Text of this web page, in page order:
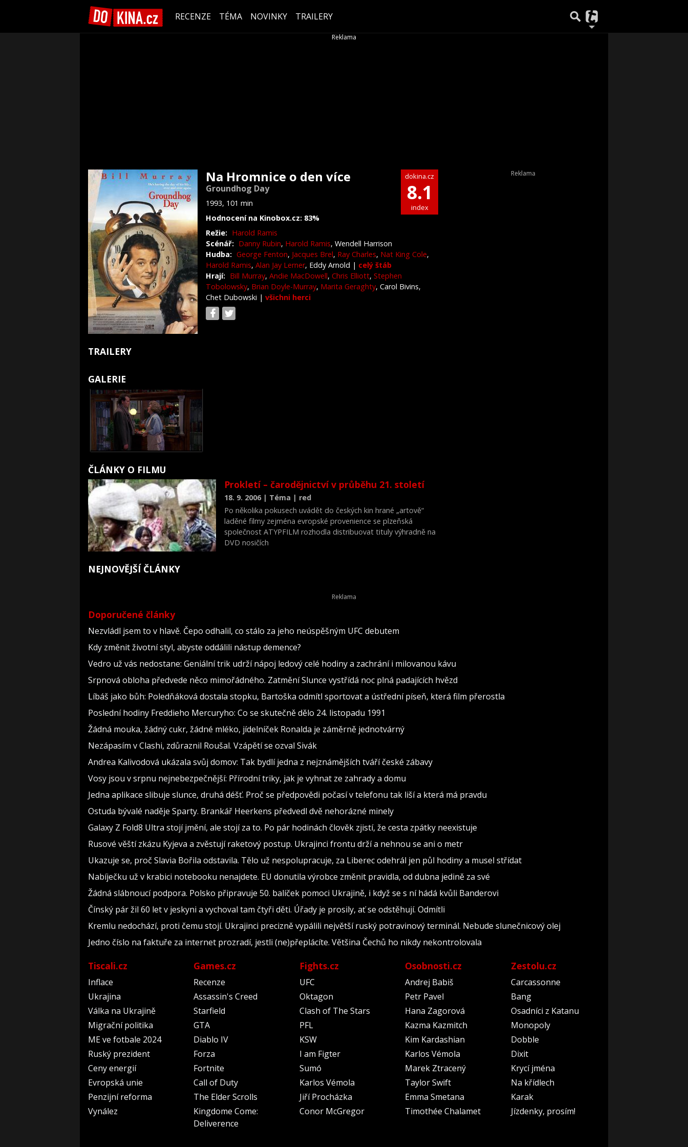
RECENZE TÉMA NOVINKY TRAILERY
Na Hromnice o den více
Groundhog Day
1993, 101 min
Hodnocení na Kinobox.cz: 83%
dokina.cz
8.1
index
Režie: Harold Ramis
Scénář: Danny Rubin, Harold Ramis, Wendell Harrison
Hudba: George Fenton, Jacques Brel, Ray Charles, Nat King Cole,
Harold Ramis, Alan Jay Lerner, Eddy Arnold | celý štáb
Hrají: Bill Murray, Andie MacDowell, Chris Elliott, Stephen
Tobolowsky, Brian Doyle-Murray, Marita Geraghty, Carol Bivins,
Chet Dubowski | všichni herci
TRAILERY
GALERIE
ČLÁNKY O FILMU
Prokletí – čarodějnictví v průběhu 21. století
18. 9. 2006 | Téma | red
Po několika pokusech uvádět do českých kin hrané „artově“
laděné filmy zejména evropské provenience se plzeňská
společnost ATYPFILM rozhodla distribuovat tituly výhradně na
DVD nosičích
NEJNOVĚJŠÍ ČLÁNKY
Doporučené články
Nezvládl jsem to v hlavě. Čepo odhalil, co stálo za jeho neúspěšným UFC debutem
Kdy změnit životní styl, abyste oddálili nástup demence?
Vedro už vás nedostane: Geniální trik udrží nápoj ledový celé hodiny a zachrání i milovanou kávu
Srpnová obloha předvede něco mimořádného. Zatmění Slunce vystřídá noc plná padajících hvězd
Líbáš jako bůh: Poledňáková dostala stopku, Bartoška odmítl sportovat a ústřední píseň, která film přerostla
Poslední hodiny Freddieho Mercuryho: Co se skutečně dělo 24. listopadu 1991
Žádná mouka, žádný cukr, žádné mléko, jídelníček Ronalda je záměrně jednotvárný
Nezápasím v Clashi, zdůraznil Roušal. Vzápětí se ozval Sivák
Andrea Kalivodová ukázala svůj domov: Tak bydlí jedna z nejznámějších tváří české zábavy
Vosy jsou v srpnu nejnebezpečnější: Přírodní triky, jak je vyhnat ze zahrady a domu
Jedna aplikace slibuje slunce, druhá déšť. Proč se předpovědi počasí v telefonu tak liší a která má pravdu
Ostuda bývalé naděje Sparty. Brankář Heerkens předvedl dvě nehorázné minely
Galaxy Z Fold8 Ultra stojí jmění, ale stojí za to. Po pár hodinách člověk zjistí, že cesta zpátky neexistuje
Rusové věští zkázu Kyjeva a zvěstují raketový postup. Ukrajinci frontu drží a nehnou se ani o metr
Ukazuje se, proč Slavia Bořila odstavila. Tělo už nespolupracuje, za Liberec odehrál jen půl hodiny a musel střídat
Nabíječku už v krabici notebooku nenajdete. EU donutila výrobce změnit pravidla, od dubna jedině za své
Žádná slábnoucí podpora. Polsko připravuje 50. balíček pomoci Ukrajině, i když se s ní hádá kvůli Banderovi
Čínský pár žil 60 let v jeskyni a vychoval tam čtyři děti. Úřady je prosily, ať se odstěhují. Odmítli
Kremlu nedochází, proti čemu stojí. Ukrajinci precizně vypálili největší ruský potravinový terminál. Nebude slunečnicový olej
Jedno číslo na faktuře za internet prozradí, jestli (ne)přeplácíte. Většina Čechů ho nikdy nekontrolovala
Tiscali.cz
Inflace
Ukrajina
Válka na Ukrajině
Migrační politika
ME ve fotbale 2024
Ruský prezident
Ceny energií
Evropská unie
Penzijní reforma
Vynález
Games.cz
Recenze
Assassin's Creed
Starfield
GTA
Diablo IV
Forza
Fortnite
Call of Duty
The Elder Scrolls
Kingdome Come:
Deliverence
Fights.cz
UFC
Oktagon
Clash of The Stars
PFL
KSW
I am Figter
Sumó
Karlos Vémola
Jiří Procházka
Conor McGregor
Osobnosti.cz
Andrej Babiš
Petr Pavel
Hana Zagorová
Kazma Kazmitch
Kim Kardashian
Karlos Vémola
Marek Ztracený
Taylor Swift
Emma Smetana
Timothée Chalamet
Zestolu.cz
Carcassonne
Bang
Osadníci z Katanu
Monopoly
Dobble
Dixit
Krycí jména
Na křídlech
Karak
Jízdenky, prosím!